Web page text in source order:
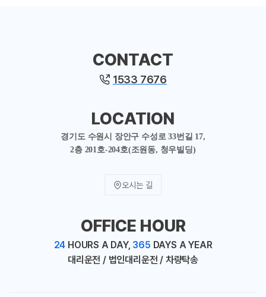
CONTACT
1533 7676
LOCATION
경기도 수원시 장안구 수성로 33번길 17,
2층 201호-204호(조원동, 청우빌딩)
오시는 길
OFFICE HOUR
24 HOURS A DAY, 365 DAYS A YEAR
대리운전 / 법인대리운전 / 차량탁송